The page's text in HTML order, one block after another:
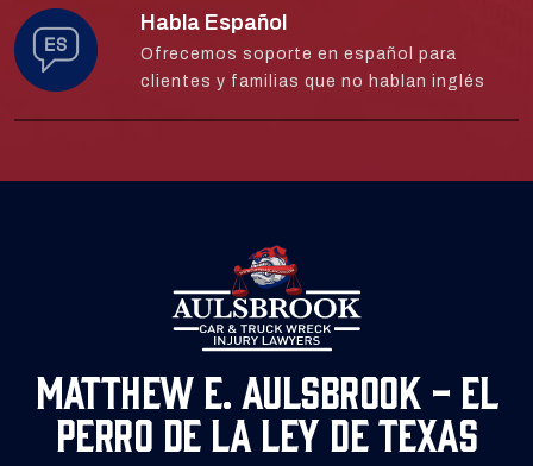
Habla Español
Ofrecemos soporte en español para
clientes y familias que no hablan inglés
Matthew E. Aulsbrook - El
Perro de la Ley de Texas